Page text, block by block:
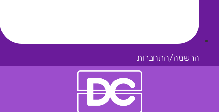
הרשמה/התחברות